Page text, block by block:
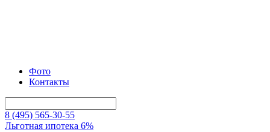
Фото
Контакты
8 (495) 565-30-55
Льготная ипотека 6%